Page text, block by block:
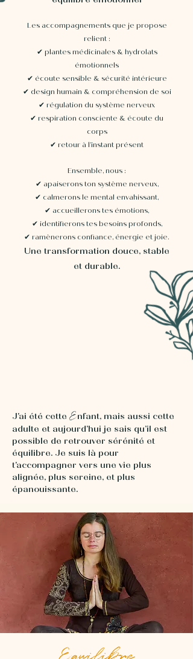
Les accompagnements que je propose
relient :
✔ plantes médicinales & hydrolats
émotionnels
✔ écoute sensible & sécurité intérieure
✔ design humain & compréhension de soi
✔ régulation du système nerveux
✔ respiration consciente & écoute du
corps
✔ retour à l’instant présent
Ensemble, nous :
✔ apaiserons ton système nerveux,
✔ calmerons le mental envahissant,
✔ accueillerons tes émotions,
✔ identifierons tes besoins profonds,
✔ ramènerons confiance, énergie et joie.
Une transformation douce, stable
et durable.
J'ai été cette Enfant, mais aussi cette
adulte et aujourd'hui je sais qu’il est
possible de retrouver sérénité et
équilibre. Je suis là pour
t'accompagner vers une vie plus
alignée, plus sereine, et plus
épanouissante.